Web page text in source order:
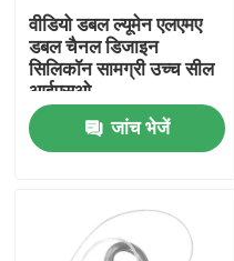
वीडियो डबल ल्यूमेन एलएमए
डबल चैनल डिजाइन
सिलिकॉन सामग्री उच्च सील
आईएसओ
जांच भेजें